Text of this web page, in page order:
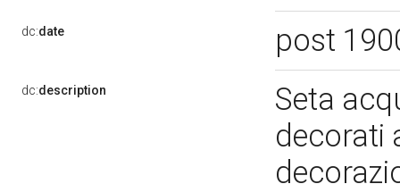
dc:date post
dc:description
Seta
decorati